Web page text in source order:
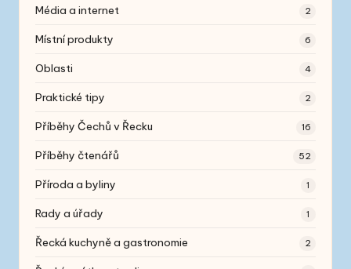
Média a internet 2
Místní produkty 6
Oblasti 4
Praktické tipy 2
Příběhy Čechů v Řecku 16
Příběhy čtenářů 52
Příroda a byliny 1
Rady a úřady 1
Řecká kuchyně a gastronomie 2